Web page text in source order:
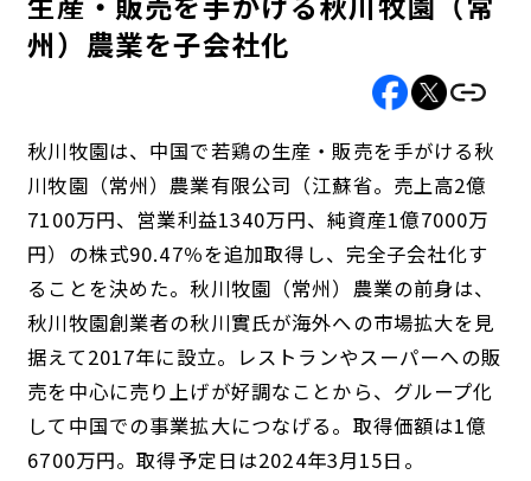
州）農業を子会社化
秋川牧園は、中国で若鶏の生産・販売を手がける秋
川牧園（常州）農業有限公司（江蘇省。売上高2億
7100万円、営業利益1340万円、純資産1億7000万
円）の株式90.47％を追加取得し、完全子会社化す
ることを決めた。秋川牧園（常州）農業の前身は、
秋川牧園創業者の秋川實氏が海外への市場拡大を見
据えて2017年に設立。レストランやスーパーへの販
売を中心に売り上げが好調なことから、グループ化
して中国での事業拡大につなげる。取得価額は1億
6700万円。取得予定日は2024年3月15日。